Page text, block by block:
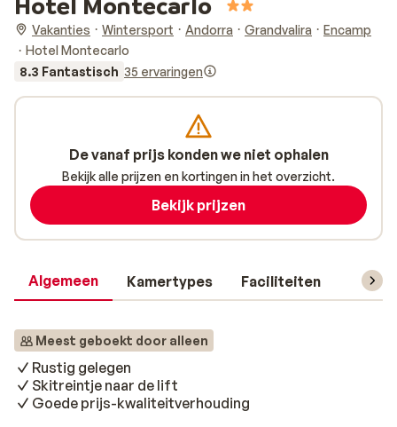
Vakanties Wintersport Andorra Grandvalira
Encamp
Hotel Montecarlo
8.3 Fantastisch 35 ervaringen
Algemeen Kamertypes Faciliteiten
Meest geboekt door alleen
Rustig gelegen
Skitreintje naar de lift
Goede prijs-kwaliteitverhouding
De vanaf prijs konden we niet ophalen
Bekijk alle prijzen en kortingen in het overzicht.
Bekijk prijzen